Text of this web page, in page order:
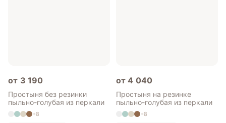
от 3 190
Простыня без резинки
пыльно-голубая из перкали
+8
от 4 040
Простыня на резинке
пыльно-голубая из перкали
+8